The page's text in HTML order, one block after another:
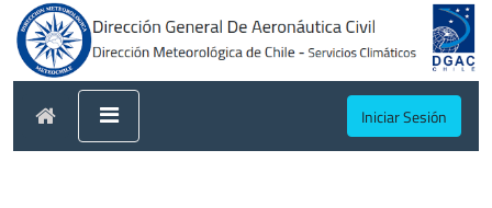
Iniciar Sesión